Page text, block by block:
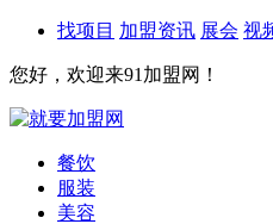
找项目 加盟资讯 展会 视
您好，欢迎来91加盟网！
餐饮
服装
美容